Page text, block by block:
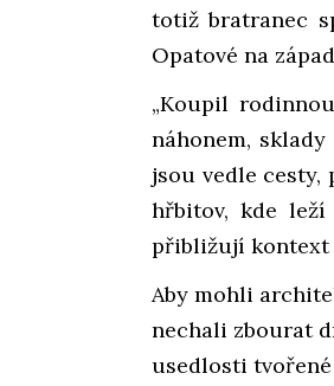
totiž bratranec
Opatové na
„Koupil
náhonem,
jsou vedle
hřbitov, kde
přibližují kontext
Aby mohli
nechali zbourat
usedlosti